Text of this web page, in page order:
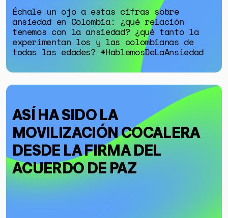
Échale un ojo a estas cifras sobre
ansiedad en Colombia: ¿qué relación
tenemos con la ansiedad? ¿qué tanto la
experimentan los y las colombianas de
todas las edades? #HablemosDeLaAnsiedad
ASÍ HA SIDO LA
MOVILIZACIÓN COCALERA
DESDE LA FIRMA DEL
ACUERDO DE PAZ